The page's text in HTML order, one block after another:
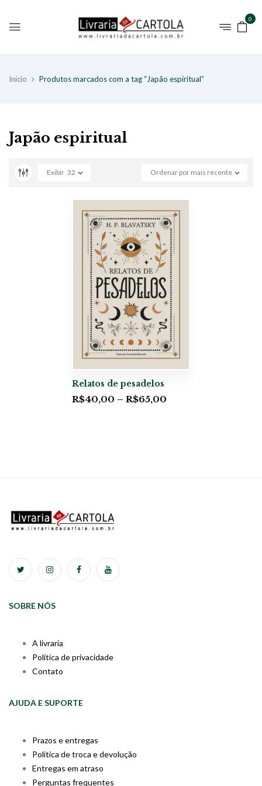
0
Início Produtos marcados com a tag “Japão espiritual”
Japão espiritual
Ordenar por mais recente
Exibir 32
Relatos de pesadelos
R$40,00 – R$65,00
SOBRE NÓS
A livraria
Política de privacidade
Contato
AJUDA E SUPORTE
Prazos e entregas
Política de troca e devolução
Entregas em atraso
Perguntas frequentes